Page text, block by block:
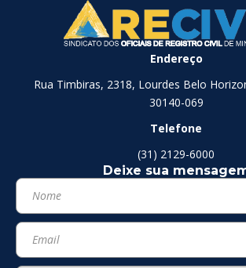
Endereço
Rua Timbiras, 2318, Lourdes Belo
30140-069
Telefone
(31) 2129-6000
Deixe sua